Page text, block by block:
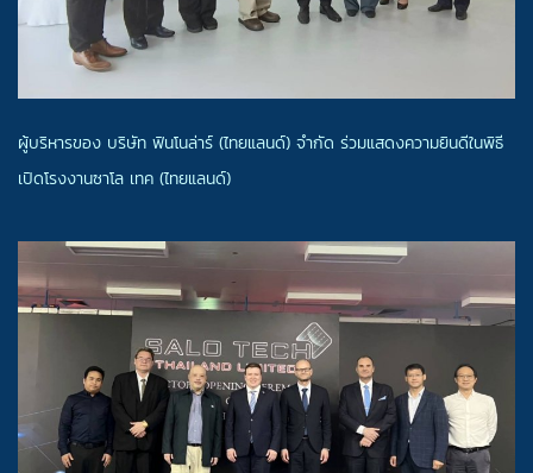
ผู้บริหารของ บริษัท ฟินโนล่าร์ (ไทยแลนด์) จำกัด ร่วมแสดงความยินดีในพิธี
เปิดโรงงานซาโล เทค (ไทยแลนด์)